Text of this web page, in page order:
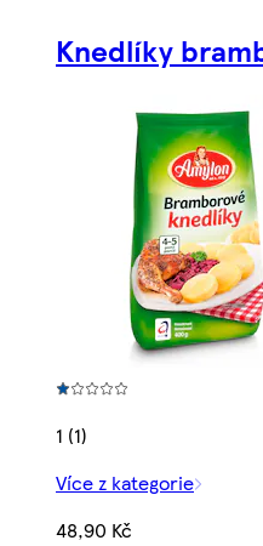
Knedlíky
1 (1)
Více z kategorie
48,90 Kč